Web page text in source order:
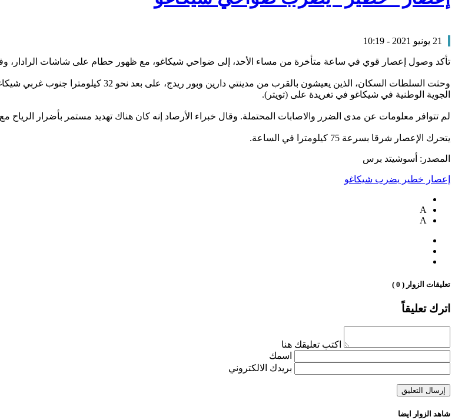
21 يونيو 2021 - 10:19
تأكد وصول إعصار قوي في ساعة متأخرة من مساء الأحد، إلى ضواحي شيكاغو، مع ظهور حطام على شاشات الرادار، وفقا
الجوية الوطنية في شيكاغو في تغريدة على (تويتر).
لم تتوافر معلومات عن مدى الضرر والاصابات المحتملة. وقال خبراء الأرصاد إنه كان هناك تهديد مستمر بأضرار
يتحرك الإعصار شرقا بسرعة 75 كيلومترا في الساعة.
المصدر: أسوشيتد برس
إعصار خطير يضرب شيكاغو
A
A
تعليقات الزوار ( 0 )
اترك تعليقاً
اكتب تعليقك هنا
اسمك
بريدك الالكتروني
شاهد الزوار ايضا